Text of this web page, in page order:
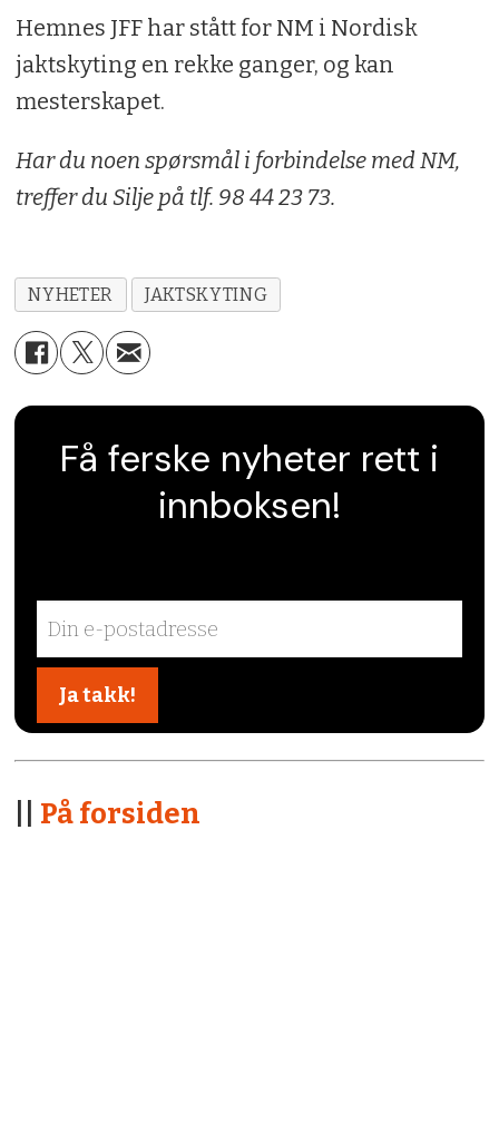
Hemnes JFF har stått for NM i Nordisk
jaktskyting en rekke ganger, og kan
mesterskapet.
Har du noen spørsmål i forbindelse med NM,
treffer du Silje på tlf. 98 44 23 73.
NYHETER JAKTSKYTING
Få ferske nyheter rett i
innboksen!
På forsiden